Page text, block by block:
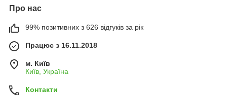
Про нас
99% позитивних з 626 відгуків за рік
Працює з 16.11.2018
м. Київ
Київ, Україна
Контакти